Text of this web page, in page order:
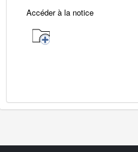
Accéder à la notice